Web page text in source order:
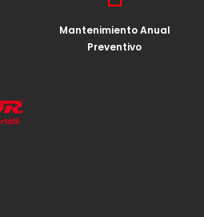
Mantenimiento Anual
Preventivo